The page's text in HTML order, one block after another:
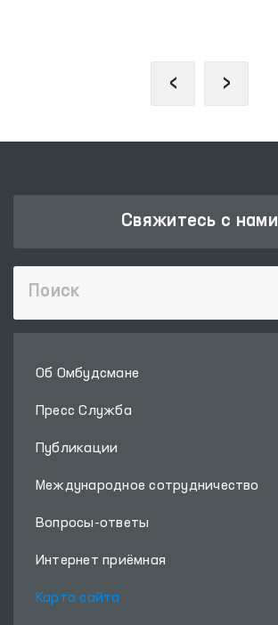
‹ ›
Свяжитесь с нами
Об Омбудсмане
Пресс Служба
Публикации
Международное сотрудничество
Вопросы-ответы
Интернет приёмная
Карта сайта